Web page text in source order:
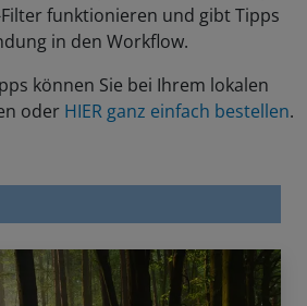
Filter funktionieren und gibt Tipps
in den Workflow.
können Sie bei Ihrem lokalen
oder HIER ganz einfach bestellen.